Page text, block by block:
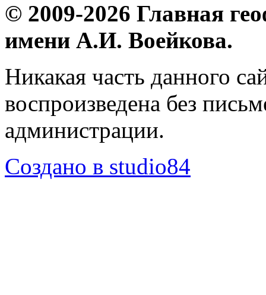
© 2009-2026 Главная
имени А.И. Воейкова.
Никакая часть данного
воспроизведена без
администрации.
Создано в studio84